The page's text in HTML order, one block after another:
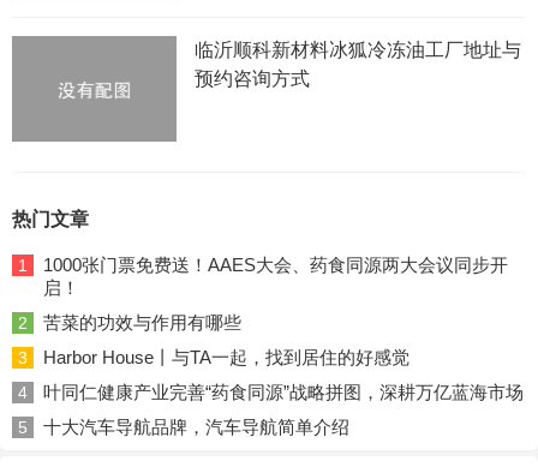
临沂顺科新材料冰狐冷冻油工厂地址与
预约咨询方式
热门文章
1
1000张门票免费送！AAES大会、药食同源两大会议同步开
启！
2 苦菜的功效与作用有哪些
3 Harbor House丨与TA一起，找到居住的好感觉
4 叶同仁健康产业完善“药食同源”战略拼图，深耕万亿蓝海市场
5 十大汽车导航品牌，汽车导航简单介绍